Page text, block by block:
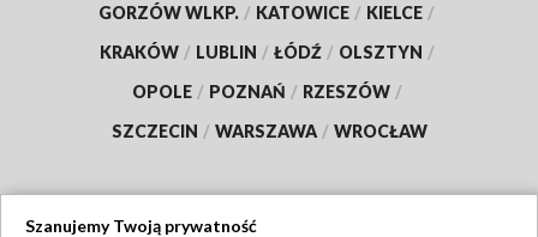
GORZÓW WLKP. / KATOWICE / KIELCE /
KRAKÓW / LUBLIN / ŁÓDŹ / OLSZTYN /
OPOLE / POZNAŃ / RZESZÓW /
SZCZECIN / WARSZAWA / WROCŁAW
Szanujemy Twoją prywatność